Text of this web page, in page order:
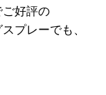
好評の
プレーでも、